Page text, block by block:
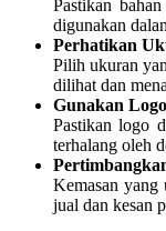
Pastikan
digunakan
Perhatikan
Pilih ukuran
dilihat dan
Gunakan
Pastikan logo
terhalang oleh
Kemasan yang
jual dan kesan